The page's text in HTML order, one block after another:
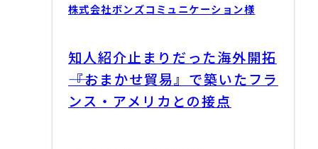
株式会社ボンズコミュニケーション様
知人紹介止まりだった海外開拓
――『おまかせ貿易』で築いたフラ
ンス・アメリカとの接点